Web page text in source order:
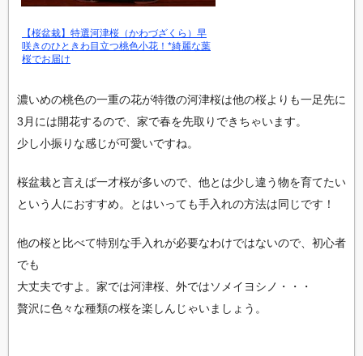
【桜盆栽】特選河津桜（かわづざくら）早
咲きのひときわ目立つ桃色小花！*綺麗な葉
桜でお届け
濃いめの桃色の一重の花が特徴の河津桜は他の桜よりも一足先に
3月には開花するので、家で春を先取りできちゃいます。
少し小振りな感じが可愛いですね。
桜盆栽と言えば一才桜が多いので、他とは少し違う物を育てたい
という人におすすめ。とはいっても手入れの方法は同じです！
他の桜と比べて特別な手入れが必要なわけではないので、初心者
でも
大丈夫ですよ。家では河津桜、外ではソメイヨシノ・・・
贅沢に色々な種類の桜を楽しんじゃいましょう。